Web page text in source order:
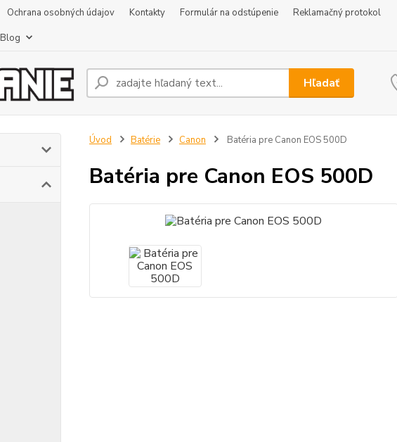
Ochrana osobných údajov Kontakty Formulár na odstúpenie
Reklamačný protokol
Blog
Hľadať
Úvod Batérie Canon Batéria pre Canon EOS 500D
Batéria pre Canon EOS 500D